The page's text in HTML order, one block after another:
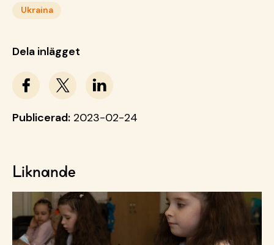
Ukraina
Dela inlägget
Publicerad: 2023-02-24
Liknande